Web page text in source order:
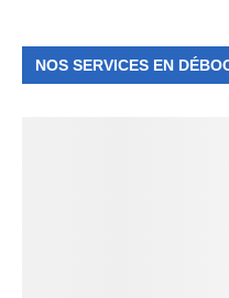
NOS SERVICES EN